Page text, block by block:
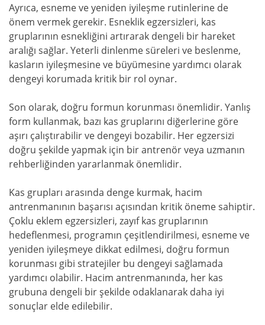
Ayrıca, esneme ve yeniden iyileşme rutinlerine de
önem vermek gerekir. Esneklik egzersizleri, kas
gruplarının esnekliğini artırarak dengeli bir hareket
aralığı sağlar. Yeterli dinlenme süreleri ve beslenme,
kasların iyileşmesine ve büyümesine yardımcı olarak
dengeyi korumada kritik bir rol oynar.
Son olarak, doğru formun korunması önemlidir. Yanlış
form kullanmak, bazı kas gruplarını diğerlerine göre
aşırı çalıştırabilir ve dengeyi bozabilir. Her egzersizi
doğru şekilde yapmak için bir antrenör veya uzmanın
rehberliğinden yararlanmak önemlidir.
Kas grupları arasında denge kurmak, hacim
antrenmanının başarısı açısından kritik öneme sahiptir.
Çoklu eklem egzersizleri, zayıf kas gruplarının
hedeflenmesi, programın çeşitlendirilmesi, esneme ve
yeniden iyileşmeye dikkat edilmesi, doğru formun
korunması gibi stratejiler bu dengeyi sağlamada
yardımcı olabilir. Hacim antrenmanında, her kas
grubuna dengeli bir şekilde odaklanarak daha iyi
sonuçlar elde edilebilir.